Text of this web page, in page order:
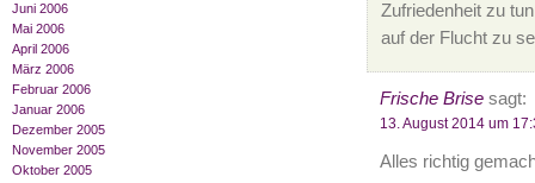
Juni 2006
Mai 2006
April 2006
März 2006
Februar 2006
Januar 2006
Dezember 2005
November 2005
Oktober 2005
Zufriedenheit zu
auf der Flucht zu
Frische Brisesagt:
13. August 2014 um
Alles richtig